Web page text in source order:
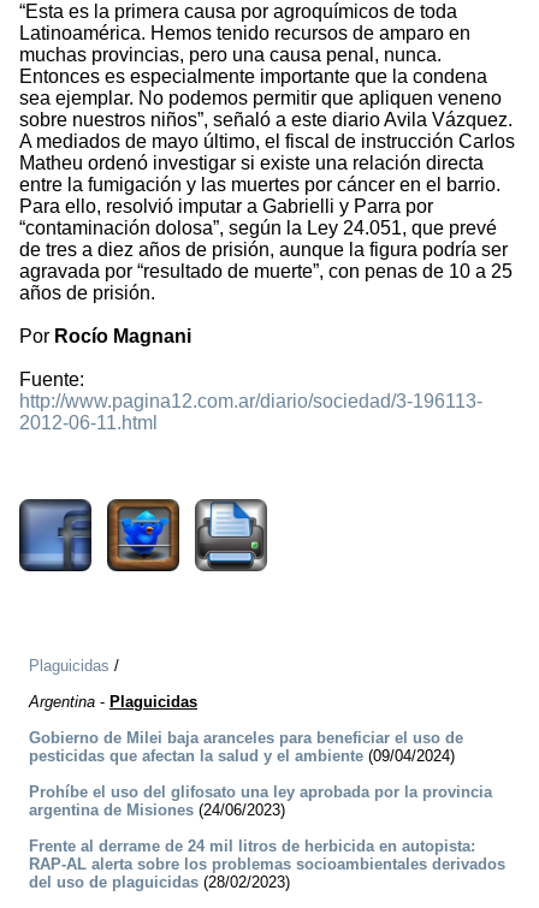
“Esta es la primera causa por agroquímicos de toda
Latinoamérica. Hemos tenido recursos de amparo en
muchas provincias, pero una causa penal, nunca.
Entonces es especialmente importante que la condena
sea ejemplar. No podemos permitir que apliquen veneno
sobre nuestros niños”, señaló a este diario Avila Vázquez.
A mediados de mayo último, el fiscal de instrucción Carlos
Matheu ordenó investigar si existe una relación directa
entre la fumigación y las muertes por cáncer en el barrio.
Para ello, resolvió imputar a Gabrielli y Parra por
“contaminación dolosa”, según la Ley 24.051, que prevé
de tres a diez años de prisión, aunque la figura podría ser
agravada por “resultado de muerte”, con penas de 10 a 25
años de prisión.
Por Rocío Magnani
Fuente:
http://www.pagina12.com.ar/diario/sociedad/3-196113-
2012-06-11.html
Plaguicidas /
Argentina - Plaguicidas
Gobierno de Milei baja aranceles para beneficiar el uso de
pesticidas que afectan la salud y el ambiente (09/04/2024)
Prohíbe el uso del glifosato una ley aprobada por la provincia
argentina de Misiones (24/06/2023)
Frente al derrame de 24 mil litros de herbicida en autopista:
RAP-AL alerta sobre los problemas socioambientales derivados
del uso de plaguicidas (28/02/2023)